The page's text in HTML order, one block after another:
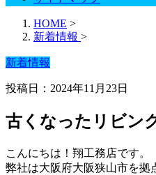
HOME >
新着情報 >
新着情報
投稿日：2024年11月23日
古くなったリビン
こんにちは！翔工務店です。
弊社は大阪府大阪狭山市を拠